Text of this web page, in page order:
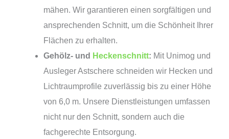
mähen. Wir garantieren einen sorgfältigen und
ansprechenden Schnitt, um die Schönheit Ihrer
Flächen zu erhalten.
Gehölz- und Heckenschnitt: Mit Unimog und
Ausleger Astschere schneiden wir Hecken und
Lichtraumprofile zuverlässig bis zu einer Höhe
von 6,0 m. Unsere Dienstleistungen umfassen
nicht nur den Schnitt, sondern auch die
fachgerechte Entsorgung.